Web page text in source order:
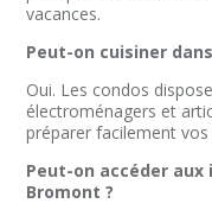
vacances.
Peut-on cuisiner
Oui. Les condos
électroménagers et
préparer facilement
Peut-on accéder aux
Bromont ?